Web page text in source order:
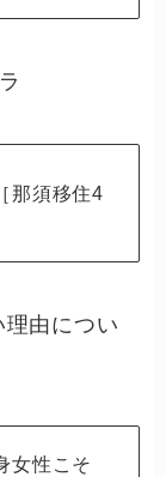
那須移住4
由につい
女性こそ